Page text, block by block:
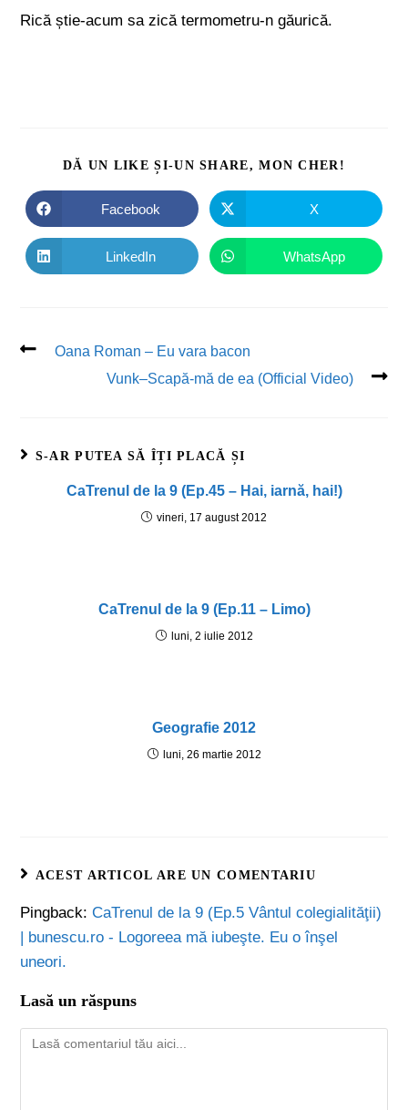
Rică știe-acum sa zică termometru-n găurică.
DĂ UN LIKE ȘI-UN SHARE, MON CHER!
Facebook X
LinkedIn WhatsApp
Oana Roman – Eu vara bacon
Vunk–Scapă-mă de ea (Official Video)
S-AR PUTEA SĂ ÎȚI PLACĂ ȘI
CaTrenul de la 9 (Ep.45 – Hai, iarnă, hai!)
vineri, 17 august 2012
CaTrenul de la 9 (Ep.11 – Limo)
luni, 2 iulie 2012
Geografie 2012
luni, 26 martie 2012
ACEST ARTICOL ARE UN COMENTARIU
Pingback:CaTrenul de la 9 (Ep.5 Vântul colegialităţii)
| bunescu.ro - Logoreea mă iubeşte. Eu o înşel
uneori.
Lasă un răspuns